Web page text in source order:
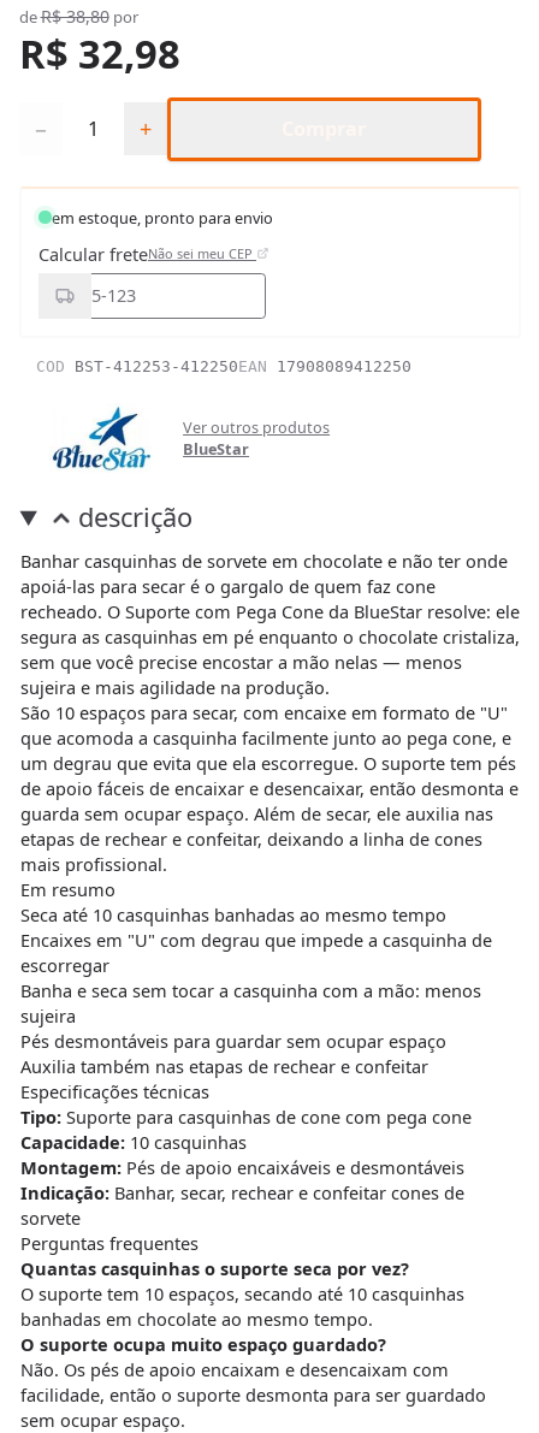
deR$ 38,80por
R$ 32,98
− +
em estoque, pronto para envio
Calcular freteNão sei meu CEP
COD BST-412253-412250EAN 17908089412250
Ver outros produtos
BlueStar
descrição
Banhar casquinhas de sorvete em chocolate e não ter onde
apoiá-las para secar é o gargalo de quem faz cone
recheado. O Suporte com Pega Cone da BlueStar resolve: ele
segura as casquinhas em pé enquanto o chocolate cristaliza,
sem que você precise encostar a mão nelas — menos
sujeira e mais agilidade na produção.
São 10 espaços para secar, com encaixe em formato de "U"
que acomoda a casquinha facilmente junto ao pega cone, e
um degrau que evita que ela escorregue. O suporte tem pés
de apoio fáceis de encaixar e desencaixar, então desmonta e
guarda sem ocupar espaço. Além de secar, ele auxilia nas
etapas de rechear e confeitar, deixando a linha de cones
mais profissional.
Em resumo
Seca até 10 casquinhas banhadas ao mesmo tempo
Encaixes em "U" com degrau que impede a casquinha de
escorregar
Banha e seca sem tocar a casquinha com a mão: menos
sujeira
Pés desmontáveis para guardar sem ocupar espaço
Auxilia também nas etapas de rechear e confeitar
Especificações técnicas
Tipo:Suporte para casquinhas de cone com pega cone
Capacidade:10 casquinhas
Montagem:Pés de apoio encaixáveis e desmontáveis
Indicação:Banhar, secar, rechear e confeitar cones de
sorvete
Perguntas frequentes
Quantas casquinhas o suporte seca por vez?
O suporte tem 10 espaços, secando até 10 casquinhas
banhadas em chocolate ao mesmo tempo.
O suporte ocupa muito espaço guardado?
Não. Os pés de apoio encaixam e desencaixam com
facilidade, então o suporte desmonta para ser guardado
sem ocupar espaço.